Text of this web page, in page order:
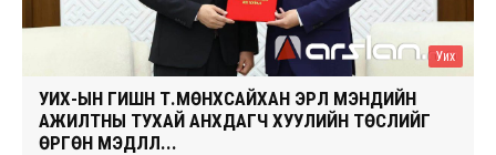
Уих
УИХ-ЫН ГИШҮҮН Т.МӨНХСАЙХАН ЭРҮҮЛ МЭНДИЙН
АЖИЛТНЫ ТУХАЙ АНХДАГЧ ХУУЛИЙН ТӨСЛИЙГ
ӨРГӨН МЭДҮҮЛЛ...